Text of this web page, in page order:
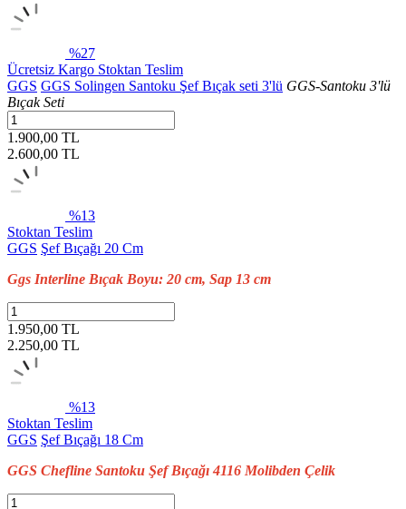
%27
Ücretsiz Kargo Stoktan Teslim
GGS GGS Solingen Santoku Şef Bıçak seti 3'lü GGS-Santoku 3'lü
Bıçak Seti
1.900,00 TL
2.600,00 TL
%13
Stoktan Teslim
GGS Şef Bıçağı 20 Cm
Ggs Interline Bıçak Boyu: 20 cm, Sap 13 cm
1.950,00 TL
2.250,00 TL
%13
Stoktan Teslim
GGS Şef Bıçağı 18 Cm
GGS Chefline Santoku Şef Bıçağı 4116 Molibden Çelik